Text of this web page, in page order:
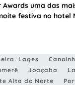
Awards uma das
festiva no hotel
Lages
Joaçaba
Alta do Norte